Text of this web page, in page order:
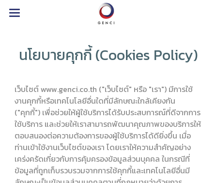
นโยบายคุกกี้ (Cookies Policy)
เว็บไซต์ www.genci.co.th ("เว็บไซต์" หรือ "เรา") มีการใช้
งานคุกกี้หรือเทคโนโลยีอื่นใดที่มีลักษณะใกล้เคียงกัน
("คุกกี้") เพื่อช่วยให้ผู้ใช้บริการได้รับประสบการณ์ที่ดีจากการ
ใช้บริการ และช่วยให้เราสามารถพัฒนาคุณภาพของบริการให้
ตอบสนองต่อความต้องการของผู้ใช้บริการได้ดียิ่งขึ้น เมื่อ
ท่านเข้าใช้งานเว็บไซต์ของเรา โดยเราให้ความสำคัญอย่าง
เคร่งครัดเกี่ยวกับการคุ้มครองข้อมูลส่วนบุคคล ในกรณีที่
ข้อมูลที่ถูกเก็บรวบรวมจากการใช้คุกกี้และเทคโนโลยีอื่นมี